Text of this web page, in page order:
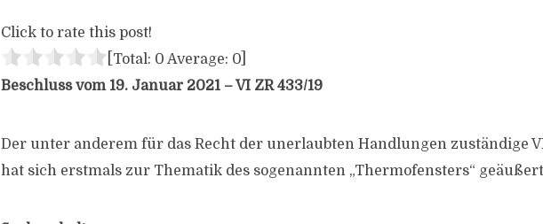
Click to rate this post!
[Total: 0 Average: 0
Beschluss vom 19. Januar 2021 – VI ZR 433/19
Der unter anderem für das Recht der unerlaubten Handlungen zuständige
hat sich erstmals zur Thematik des sogenannten „Thermofensters“